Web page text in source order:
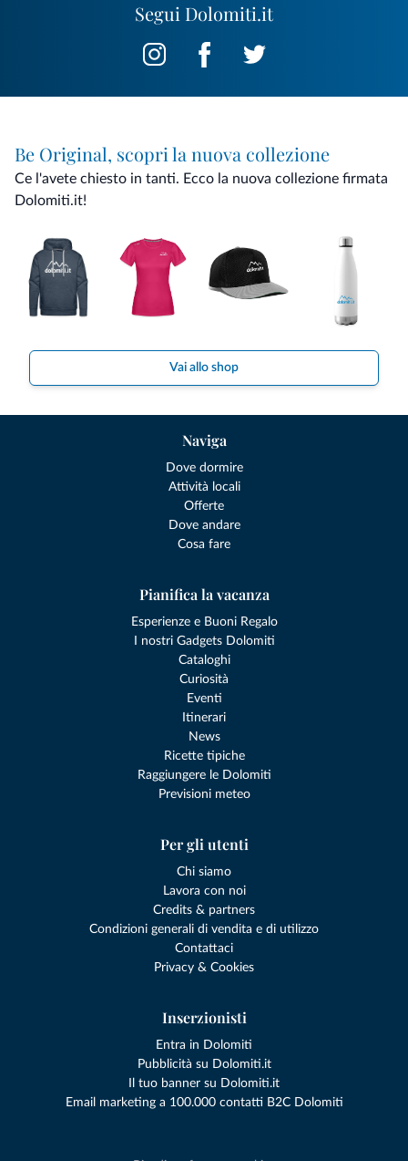
Segui Dolomiti.it
Be Original, scopri la nuova collezione
Ce l'avete chiesto in tanti. Ecco la nuova collezione firmata
Dolomiti.it!
Vai allo shop
Naviga
Dove dormire
Attività locali
Offerte
Dove andare
Cosa fare
Pianifica la vacanza
Esperienze e Buoni Regalo
I nostri Gadgets Dolomiti
Cataloghi
Curiosità
Eventi
Itinerari
News
Ricette tipiche
Raggiungere le Dolomiti
Previsioni meteo
Per gli utenti
Chi siamo
Lavora con noi
Credits & partners
Condizioni generali di vendita e di utilizzo
Contattaci
Privacy & Cookies
Inserzionisti
Entra in Dolomiti
Pubblicità su Dolomiti.it
Il tuo banner su Dolomiti.it
Email marketing a 100.000 contatti B2C Dolomiti